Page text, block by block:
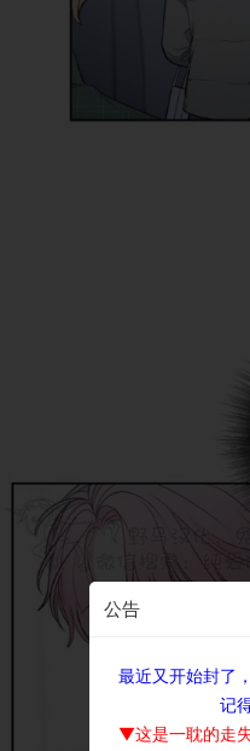
公告
最近又开始封了
记
▼这是一耽的走